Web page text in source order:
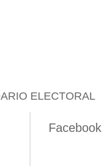
ELECTORAL
Facebook